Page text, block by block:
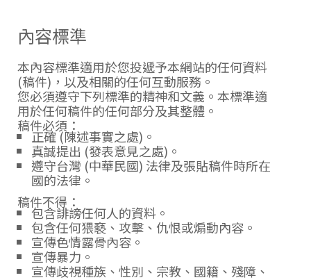
內容標準
本內容標準適用於您投遞予本網站的任何資料
(稿件)，以及相關的任何互動服務。
您必須遵守下列標準的精神和文義。本標準適
用於任何稿件的任何部分及其整體。
稿件必須：
正確 (陳述事實之處)。
真誠提出 (發表意見之處)。
遵守台灣 (中華民國) 法律及張貼稿件時所在
國的法律。
稿件不得：
包含誹謗任何人的資料。
包含任何猥褻、攻擊、仇恨或煽動內容。
宣傳色情露骨內容。
宣傳暴力。
宣傳歧視種族、性別、宗教、國籍、殘障、